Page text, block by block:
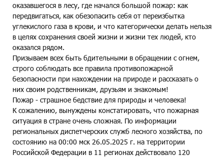
оказавшегося в лесу, где начался большой пожар: как
передвигаться, как обезопасить себя от переизбытка
углекислого газа в крови, и что категорически делать нельзя
в целях сохранения своей жизни и жизни тех людей, кто
оказался рядом.
Призываем всех быть бдительными в обращении с огнем,
строго соблюдать все правила противопожарной
безопасности при нахождении на природе и рассказать о
них своим родственникам, друзьям и знакомым!
Пожар - страшное бедствие для природы и человека!
К сожалению, вынуждены констатировать, что пожарная
ситуация в стране очень сложная. По информации
региональных диспетчерских служб лесного хозяйства, по
состоянию на 00:00 мск 26.05.2025 г. на территории
Российской Федерации в 11 регионах действовало 120